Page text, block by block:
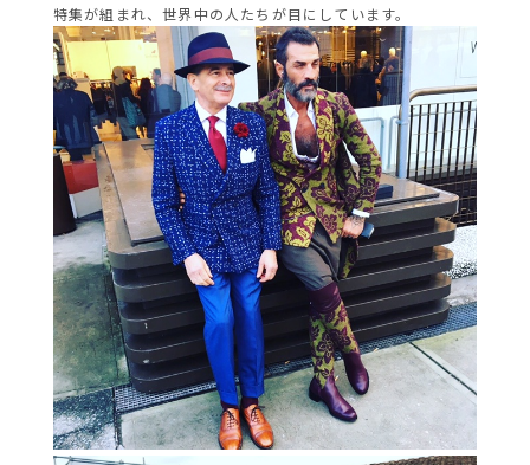
特集が組まれ、世界中の人たちが目にしています。